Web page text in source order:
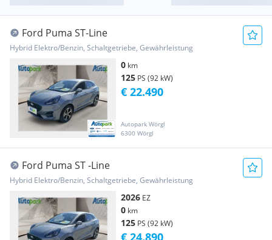
Ford Puma ST-Line
Hybrid Elektro/Benzin, Schaltgetriebe, Gewährleistung
0 km
125 PS (92 kW)
Autopark Wörgl
6300 Wörgl
€ 22.490
Ford Puma ST -Line
Hybrid Elektro/Benzin, Schaltgetriebe, Gewährleistung
2026 EZ
0 km
125 PS (92 kW)